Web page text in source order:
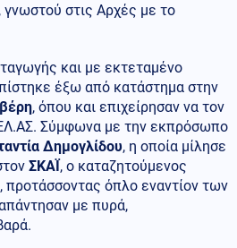
στις Αρχές με το
και με εκτεταμένο
έξω από κατάστημα στην
, όπου και επιχείρησαν να τον
Σύμφωνα με την εκπρόσωπο
Δημογλίδου, η οποία μίλησε
ΣΚΑΪ, ο καταζητούμενος
προτάσσοντας όπλο εναντίον των
με πυρά,